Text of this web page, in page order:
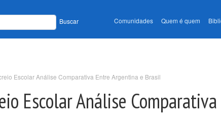
Buscar Comunidades Quem é quem
Escolar Análise Comparativa Entre Argentina e Brasil
Escolar Análise